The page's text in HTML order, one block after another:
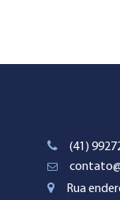
(41)
Rua